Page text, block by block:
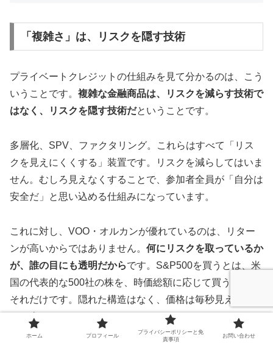
「複雑さ」は、リスクを隠す技術
プライベートクレジットの仕組みを見て分かるのは、こう
いうことです。 複雑な金融商品は、リスクを減らす技術で
はなく、リスクを隠す技術だということです。
多層化、SPV、ファクタリング。これらはすべて「リス
クを見えにくくする」装置です。リスクを減らしてはいま
せん。むしろ見えなくすることで、参加者全員が「自分は
安全だ」と思い込める仕組みになっています。
これに対し、VOO・オルカンが優れているのは、リター
ンが高いからではありません。 何にリスクを取っているか
が、誰の目にも透明だからです。S&P500を買うとは、米
国の代表的な500社の株を、時価総額に応じて買うこと。
それだけです。隠れた構造はなく、価格は毎秒見え、いつ
でも売れます。
ホーム プロフィール
プライバシーポリシーと免
責事項
お問い合わせ